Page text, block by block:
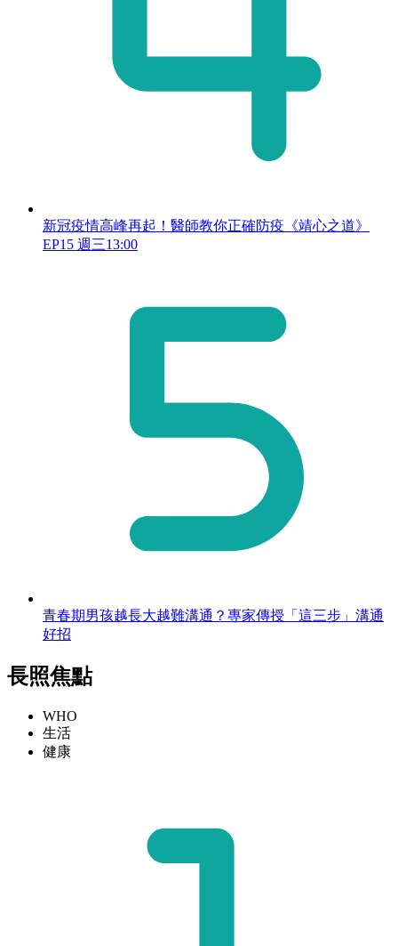
新冠疫情高峰再起！醫師教你正確防疫《靖心之道》
EP15 週三13:00
青春期男孩越長大越難溝通？專家傳授「這三步」溝通
好招
長照焦點
WHO
生活
健康